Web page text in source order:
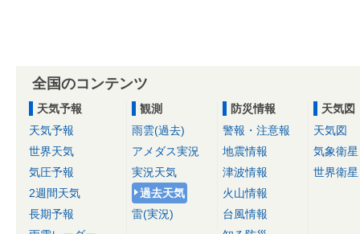
全国のコンテンツ
天気予報
天気予報
世界天気
気圧予報
2週間天気
長期予報
観測
雨雲(過去)
アメダス実況
実況天気
過去天気
雷(実況)
防災情報
警報・注意報
地震情報
津波情報
火山情報
台風情報
天気図
天気図
気象衛星
世界衛星